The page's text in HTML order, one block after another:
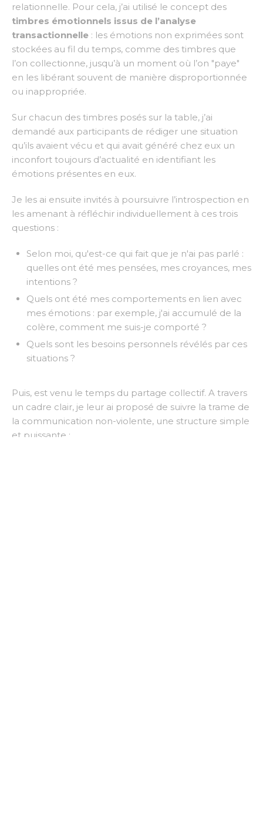
relationnelle. Pour cela, j’ai utilisé le concept des
timbres émotionnels issus de l’analyse
transactionnelle : les émotions non exprimées sont
stockées au fil du temps, comme des timbres que
l’on collectionne, jusqu’à un moment où l’on "paye"
en les libérant souvent de manière disproportionnée
ou inappropriée.
Sur chacun des timbres posés sur la table, j’ai
demandé aux participants de rédiger une situation
qu’ils avaient vécu et qui avait généré chez eux un
inconfort toujours d’actualité en identifiant les
émotions présentes en eux.
Je les ai ensuite invités à poursuivre l’introspection en
les amenant à réfléchir individuellement à ces trois
questions :
Selon moi, qu'est-ce qui fait que je n'ai pas parlé :
quelles ont été mes pensées, mes croyances, mes
intentions ?
Quels ont été mes comportements en lien avec
mes émotions : par exemple, j'ai accumulé de la
colère, comment me suis-je comporté ?
Quels sont les besoins personnels révélés par ces
situations ?
Puis, est venu le temps du partage collectif. A travers
un cadre clair, je leur ai proposé de suivre la trame de
la communication non-violente, une structure simple
et puissante :